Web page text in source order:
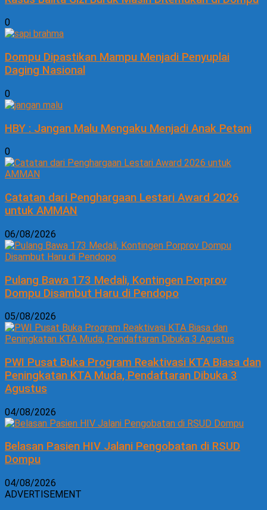
0
Dompu Dipastikan Mampu Menjadi Penyuplai
Daging Nasional
0
HBY : Jangan Malu Mengaku Menjadi Anak Petani
0
Catatan dari Penghargaan Lestari Award 2026
untuk AMMAN
06/08/2026
Pulang Bawa 173 Medali, Kontingen Porprov
Dompu Disambut Haru di Pendopo
05/08/2026
PWI Pusat Buka Program Reaktivasi KTA Biasa dan
Peningkatan KTA Muda, Pendaftaran Dibuka 3
Agustus
04/08/2026
Belasan Pasien HIV Jalani Pengobatan di RSUD
Dompu
04/08/2026
ADVERTISEMENT